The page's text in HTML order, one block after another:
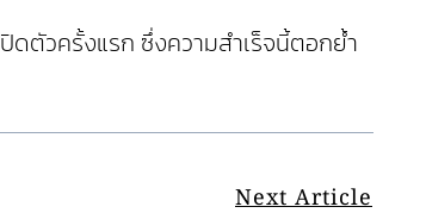
ดตัวครั้งแรก ซึ่งความสำเร็จนี้ตอกย้ำ
Next Article